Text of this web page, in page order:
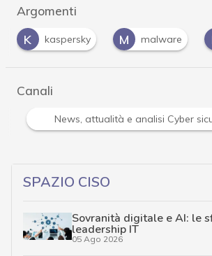
Argomenti
M malware P password
Canali
Attacchi hacker e Malware: le ultime
SPAZIO CISO
Sovranità digitale e AI: le
leadership IT
05 Ago 2026